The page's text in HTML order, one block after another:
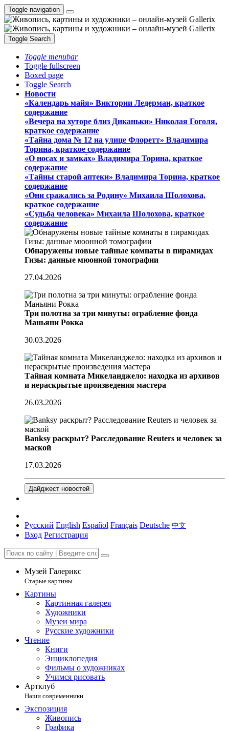
Toggle navigation
Toggle Search
Toggle menubar
Toggle fullscreen
Boxed page
Toggle Search
Новости
«Календарь майя» Виктории Ледерман, краткое
содержание
«Вечера на хуторе близ Диканьки» Николая Гоголя,
краткое содержание
«Тайна дома № 12 на улице Флоретт» Владимира
Торина, краткое содержание
«О носах и замка́х» Владимира Торина, краткое
содержание
«Тайны старой аптеки» Владимира Торина, краткое
содержание
«Они сражались за Родину» Михаила Шолохова,
краткое содержание
«Судьба человека» Михаила Шолохова, краткое
содержание
Обнаружены новые тайные комнаты в пирамидах
Гизы: данные мюонной томографии
27.04.2026
Три полотна за три минуты: ограбление фонда
Маньяни Рокка
30.03.2026
Тайная комната Микеланджело: находка из архивов
и нераскрытые произведения мастера
26.03.2026
Banksy раскрыт? Расследование Reuters и человек за
маской
17.03.2026
Дайджест новостей
Русский English Español Français Deutsche 中文
Вход Регистрация
Музей Галерикс
Старые картины
Картины
Картинная галерея
Художники
Музеи мира
Русские художники
Чтение
Книги
Энциклопедия
Фильмы о художниках
Учимся рисовать
Артклуб
Наши современники
Экспозиция
Живопись
Графика